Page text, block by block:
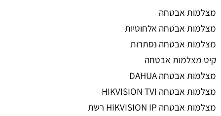
מצלמות אבטחה
מצלמות אבטחה אלחוטיות
מצלמות אבטחה נסתרות
קיט מצלמות אבטחה
מצלמות אבטחה DAHUA
מצלמות אבטחה HIKVISION TVI
מצלמות אבטחה HIKVISION IP רשת